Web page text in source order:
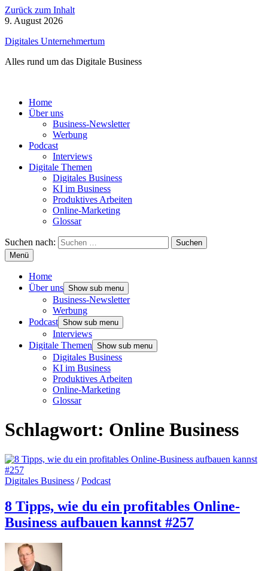
Zurück zum Inhalt
9. August 2026
Digitales Unternehmertum
Alles rund um das Digitale Business
Home
Über uns
Business-Newsletter
Werbung
Podcast
Interviews
Digitale Themen
Digitales Business
KI im Business
Produktives Arbeiten
Online-Marketing
Glossar
Suchen nach:
Menü
Home
Über uns Show sub menu
Business-Newsletter
Werbung
Podcast Show sub menu
Interviews
Digitale Themen Show sub menu
Digitales Business
KI im Business
Produktives Arbeiten
Online-Marketing
Glossar
Schlagwort: Online Business
Digitales Business /Podcast
8 Tipps, wie du ein profitables Online-
Business aufbauen kannst #257